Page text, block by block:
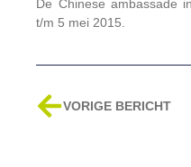
De Chinese ambassade
t/m 5 mei 2015.
Vorige
VORIGE BERICHT